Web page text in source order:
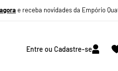
e receba novidades da Empório
Entre ou Cadastre-se